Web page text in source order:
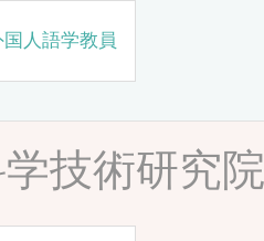
人語学教員
技術研究